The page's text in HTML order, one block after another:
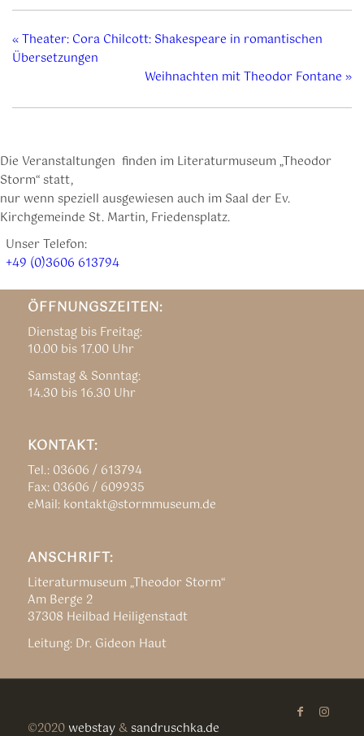
«Theater: Cora Chilcott: Shakespeare in romantischen
Übersetzungen
Weihnachten mit Theodor Fontane »
Die Veranstaltungen finden im Literaturmuseum „Theodor
Storm“ statt,
nur wenn speziell ausgewiesen auch im Saal der Ev.
Kirchgemeinde St. Martin, Friedensplatz.
Unser Telefon:
+49 (0)3606 613794
ÖFFNUNGSZEITEN:
Dienstag bis Freitag:
10.00 bis 17.00 Uhr
Samstag & Sonntag:
14.30 bis 16.30 Uhr
KONTAKT:
Tel.: 03606 / 613794
Fax: 03606 / 609935
eMail: kontakt@stormmuseum.de
ANSCHRIFT:
Literaturmuseum „Theodor Storm“
Am Berge 2
37308 Heilbad Heiligenstadt
Leitung: Dr. Gideon Haut
©2020 webstay&sandruschka.de